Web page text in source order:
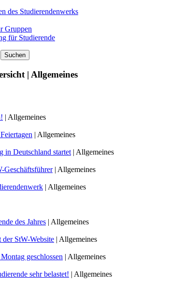
des Studierendenwerks
Gruppen
für Studierende
| Allgemeines
| Allgemeines
| Allgemeines
in Deutschland startet | Allgemeines
Geschäftsführer | Allgemeines
| Allgemeines
des Jahres | Allgemeines
StW-Website | Allgemeines
geschlossen | Allgemeines
sehr belastet! | Allgemeines